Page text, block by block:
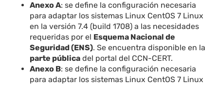
Anexo A: se define la configuración necesaria
para adaptar los sistemas Linux CentOS 7 Linux
en la versión 7.4 (build 1708) a las necesidades
requeridas por el Esquema Nacional de
Seguridad (ENS). Se encuentra disponible en la
parte pública del portal del CCN-CERT.
Anexo B: se define la configuración necesaria
para adaptar los sistemas Linux CentOS 7 Linux